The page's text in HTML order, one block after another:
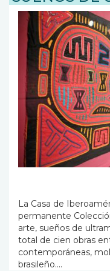
La Casa de
permanente
arte, sueños de
total de cien obras
contemporáneas,
brasileño....